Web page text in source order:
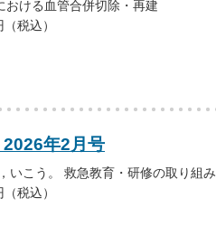
おける血管合併切除・再建
税込）
年2月号
いこう。 救急教育・研修の取り組み
税込）